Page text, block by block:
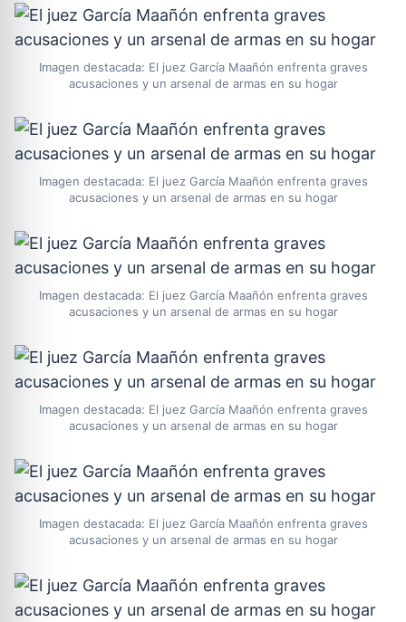
Imagen destacada: El juez García Maañón enfrenta graves
acusaciones y un arsenal de armas en su hogar
Imagen destacada: El juez García Maañón enfrenta graves
acusaciones y un arsenal de armas en su hogar
Imagen destacada: El juez García Maañón enfrenta graves
acusaciones y un arsenal de armas en su hogar
Imagen destacada: El juez García Maañón enfrenta graves
acusaciones y un arsenal de armas en su hogar
Imagen destacada: El juez García Maañón enfrenta graves
acusaciones y un arsenal de armas en su hogar